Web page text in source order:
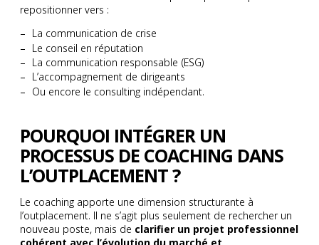
repositionner vers :
La communication de crise
Le conseil en réputation
La communication responsable (ESG)
L’accompagnement de dirigeants
Ou encore le consulting indépendant.
POURQUOI INTÉGRER UN
PROCESSUS DE COACHING DANS
L’OUTPLACEMENT ?
Le coaching apporte une dimension structurante à
l’outplacement. Il ne s’agit plus seulement de rechercher un
nouveau poste, mais de clarifier un projet professionnel
cohérent avec l’évolution du marché et